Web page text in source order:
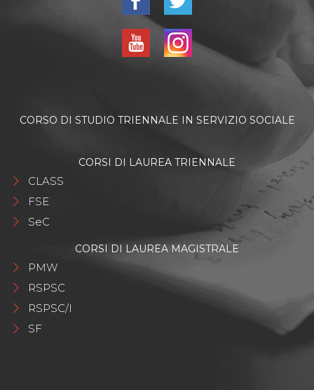
CORSO DI STUDIO TRIENNALE IN SERVIZIO SOCIALE
CORSI DI LAUREA TRIENNALE
CLASS
FSE
SeC
CORSI DI LAUREA MAGISTRALE
PMW
RSPSC
RSPSC/I
SF